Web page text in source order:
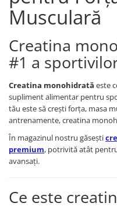
Supliment Vitamina D3
Supliment Vitamina E
Supliment Zinc
Tincturi si Gemoderivate
Tuse gat si respiratie
Vitamine si minerale
Musculară
Creatina
#1 a
Creatina monohidrată este
supliment alimentar pentru
tău este să crești forța, masa
antrenamente, creatina
În magazinul nostru găsești
premium, potrivită atât
avansați.
Ce este